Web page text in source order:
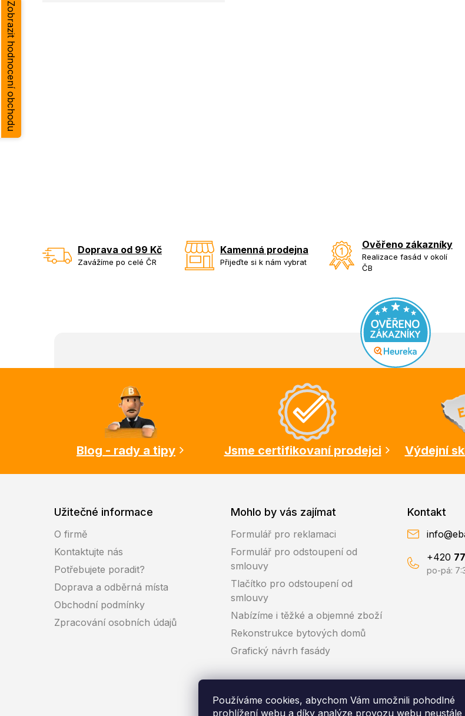
Používáme cookies, abychom Vám umožnili pohodlné
prohlížení webu a díky analýze provozu webu neustále
Doprava od 99 Kč
Zavážíme po celé ČR
Kamenná prodejna
Přijeďte si k nám vybrat
Ověřeno zákazníky
Realizace fasád v okolí
ČB
Blog - rady a tipy
Jsme certifikovaní prodejci Výdejní
Užitečné informace
O firmě
Kontaktujte nás
Potřebujete poradit?
Doprava a odběrná místa
Obchodní podmínky
Zpracování osobních údajů
Mohlo by vás zajímat
Formulář pro reklamaci
Formulář pro odstoupení od
smlouvy
Tlačítko pro odstoupení od
smlouvy
Nabízíme i těžké a objemné zboží
Rekonstrukce bytových domů
Grafický návrh fasády
Kontakt
+420
po-pá:
Zobrazit hodnocení obchodu